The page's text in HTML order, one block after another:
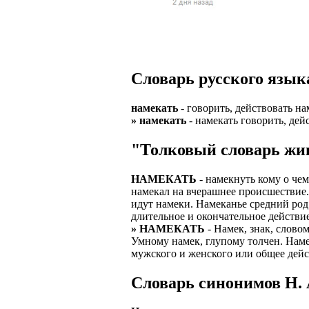
надежность и
ВНИМАНИЕ: Мы
имеет права
Варианты: 1)
2) Рабочая
3) Также
Знание языка
Требуются
Варианты
Средняя
средний,
Жилье
График 10-12
Авто
Большой
В наличии авто
Ищем
Звоните
количество
Можно БЕЗ
Гибкий
Дружный
Выгодные
ЧТОБЫ
Откликнитесь
Получите
Заполните
Ожидайте
Словарь русского
намекать - говорить, действовать
» намекать - намекать говорить,
"Толковый словарь
НАМЕКАТЬ - намекнуть кому о
намекал на вчерашнее
идут намеки. Намеканье средний
длительное и окончательное
» НАМЕКАТЬ - Намек, знак,
Умному намек, глупому толчен.
мужского и женского или общее
Cловарь синонимов Н.